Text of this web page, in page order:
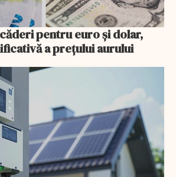
pentru euro și dolar,
a prețului aurului